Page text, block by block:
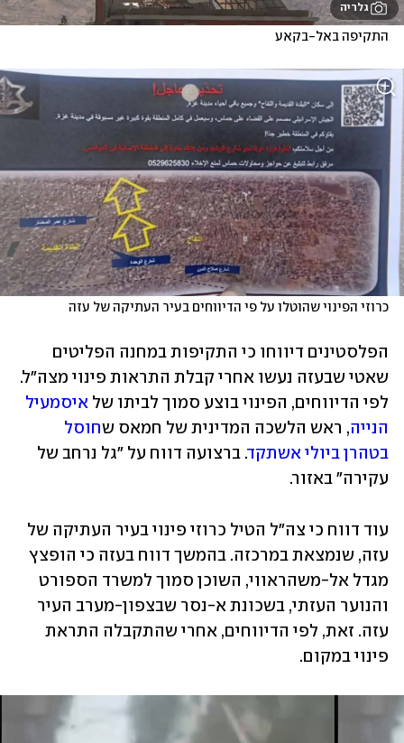
גלריה
התקיפה באל-בקאע
כרוזי הפינוי שהוטלו על פי הדיווחים בעיר העתיקה של עזה
לפי הדיווחים, הפינוי בוצע סמוך לביתו של
הנייה, ראש הלשכה המדינית של חמאס ש
בטהרן ביולי אשתקד
עקירה" באזור.
פינוי במקום.